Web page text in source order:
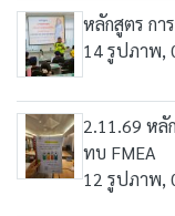
หลักสูตร กา
14 รูปภาพ,
2.11.69 หลั
ทบ FMEA
12 รูปภาพ,